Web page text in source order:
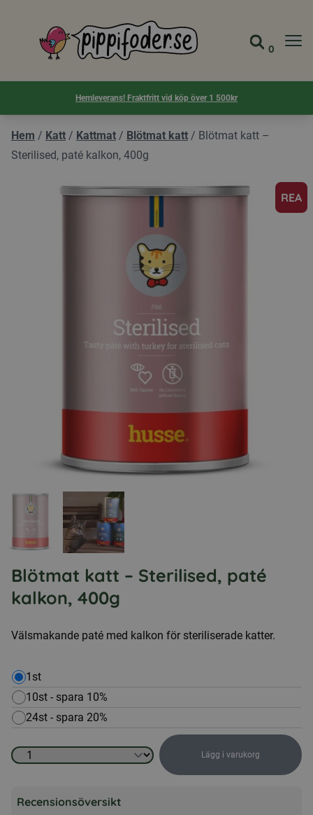
Pippifoder logotyp Gå till
Visa
0
Hemleverans! Fraktfritt vid köp över 1 500kr
Hem / Katt / Kattmat / Blötmat katt / Blötmat katt –
Sterilised, paté kalkon, 400g
REA
Blötmat katt – Sterilised, paté
kalkon, 400g
Välsmakande paté med kalkon för steriliserade katter.
1st
10st - spara 10%
24st - spara 20%
Blötmat
Lägg i varukorg
Recensionsöversikt